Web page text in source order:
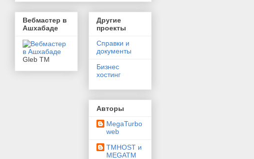
Вебмастер в
Ашхабаде
Gleb TM
Другие
проекты
Справки и
документы
Бизнес
хостинг
Авторы
MegaTurbo
web
TMHOST и
MEGATM